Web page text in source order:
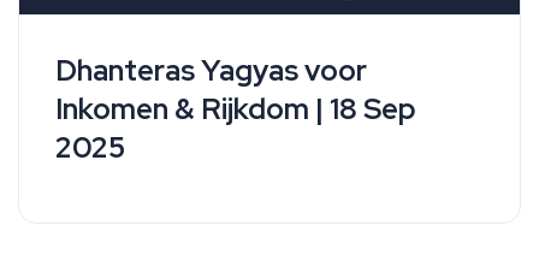
Dhanteras Yagyas voor
Inkomen & Rijkdom | 18 Sep
2025